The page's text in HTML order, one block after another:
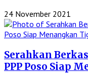
24 November 2021
Serahkan
PPP Poso Siap